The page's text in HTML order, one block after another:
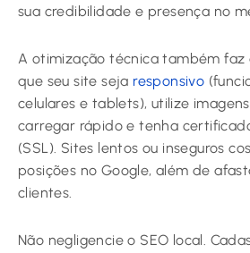
sua credibilidade e presença no
A otimização técnica também faz
que seu site seja responsivo
celulares e tablets), utilize
carregar rápido e tenha
(SSL). Sites lentos ou inseguros
posições no Google, além de
clientes.
Não negligencie o SEO local.